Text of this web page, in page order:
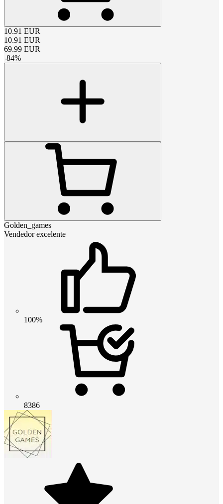
10.91 EUR
10.91 EUR
69.99 EUR
-84%
Golden_games
Vendedor excelente
100%
8386